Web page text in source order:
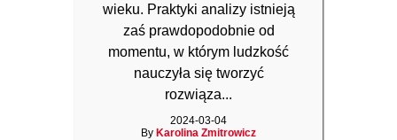
wieku. Praktyki analizy istnieją
zaś prawdopodobnie od
momentu, w którym ludzkość
nauczyła się tworzyć
rozwiąza...
2024-03-04
By Karolina Zmitrowicz